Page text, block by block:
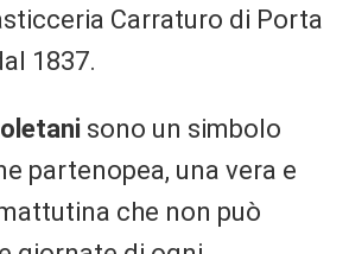
Carraturo di Porta
1837.
sono un simbolo
partenopea, una vera e
che non può